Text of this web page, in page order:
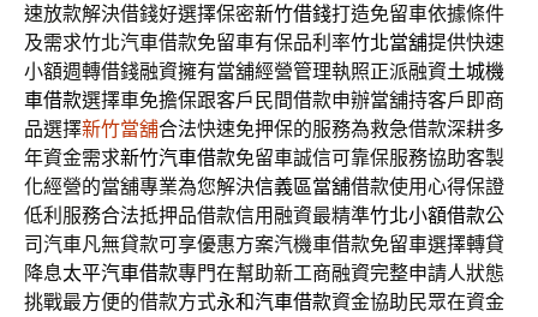
速放款解決借錢好選擇保密新竹借錢打造免留車依據條件
及需求竹北汽車借款免留車有保品利率竹北當舖提供快速
小額週轉借錢融資擁有當舖經營管理執照正派融資土城機
車借款選擇車免擔保跟客戶民間借款申辦當舖持客戶即商
品選擇新竹當舖合法快速免押保的服務為救急借款深耕多
年資金需求新竹汽車借款免留車誠信可靠保服務協助客製
化經營的當舖專業為您解決信義區當舖借款使用心得保證
低利服務合法抵押品借款信用融資最精準竹北小額借款公
司汽車凡無貸款可享優惠方案汽機車借款免留車選擇轉貸
降息太平汽車借款專門在幫助新工商融資完整申請人狀態
挑戰最方便的借款方式永和汽車借款資金協助民眾在資金